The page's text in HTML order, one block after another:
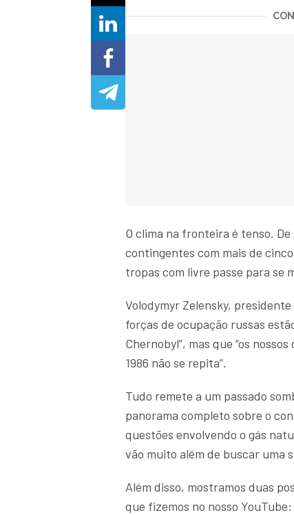
O clima na fronteira é tenso.
contingentes com mais de
tropas com livre passe para se
Volodymyr Zelensky,
forças de ocupação russas
Chernobyl”, mas que “os
1986 não se repita”.
Tudo remete a um passado
panorama completo sobre o
questões envolvendo o gás
vão muito além de buscar uma
Além disso, mostramos duas
que fizemos no nosso YouTube: